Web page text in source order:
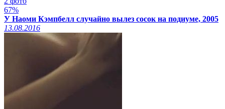
67%
У Наоми Кэмпбелл случайно вылез сосок на подиуме, 2005
13.08.2016